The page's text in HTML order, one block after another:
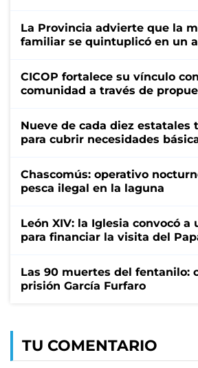
La Provincia advierte que la
familiar se quintuplicó en un
CICOP fortalece su vínculo
comunidad a través de
Nueve de cada diez estatales
para cubrir necesidades
Chascomús: operativo
pesca ilegal en la laguna
León XIV: la Iglesia convocó a
para financiar la visita del
Las 90 muertes del fentanilo:
prisión García Furfaro
TU COMENTARIO